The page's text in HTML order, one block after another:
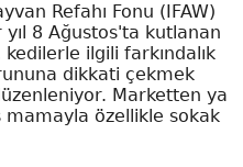
Refahı Fonu (IFAW)
8 Ağustos'ta kutlanan
ilgili farkındalık
dikkati çekmek
Marketten ya
mamayla özellikle sokak